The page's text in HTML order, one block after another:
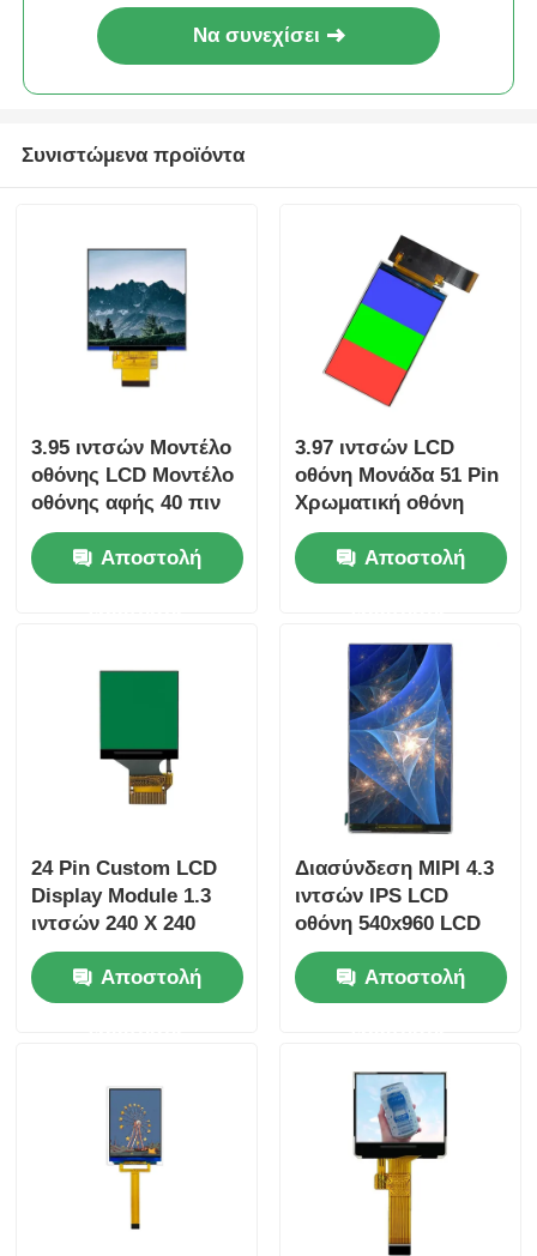
Να συνεχίσει
Συνιστώμενα προϊόντα
3.95 ιντσών Μοντέλο
οθόνης LCD Μοντέλο
οθόνης αφής 40 πιν
480x480 Πλήρης
οθόνη γωνίας θέασης
Αποστολή
3.97 ιντσών LCD
οθόνη Μονάδα 51 Pin
Χρωματική οθόνη
LCD 480x800
Αποστολή
24 Pin Custom LCD
Display Module 1.3
ιντσών 240 X 240
οθόνη πλήρης γωνίας
θέασηςΑποστολή
Διασύνδεση MIPI 4.3
ιντσών IPS LCD
οθόνη 540x960 LCD
Panel 350 Cd/M2
Αποστολή